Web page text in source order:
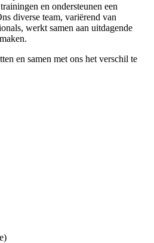
en ondersteunen een
diverse team, variërend van
werkt samen aan uitdagende
en samen met ons het verschil te